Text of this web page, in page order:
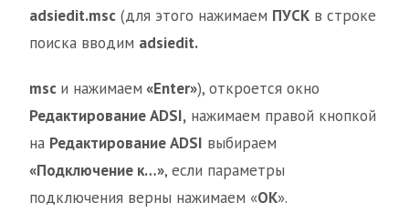
adsiedit.msc (для этого нажимаем ПУСК в строке
поиска вводим adsiedit.
msc и нажимаем «Enter»), откроется окно
Редактирование ADSI, нажимаем правой кнопкой
на Редактирование ADSI выбираем
«Подключение к…», если параметры
подключения верны нажимаем «OK».